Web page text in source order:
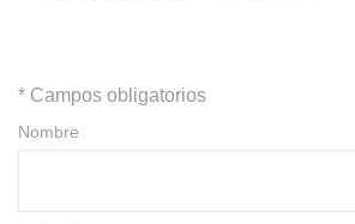
* Campos obligatorios
Nombre